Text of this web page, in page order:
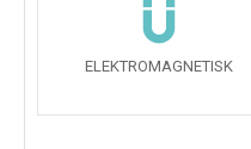
ELEKTROMAGNETISK